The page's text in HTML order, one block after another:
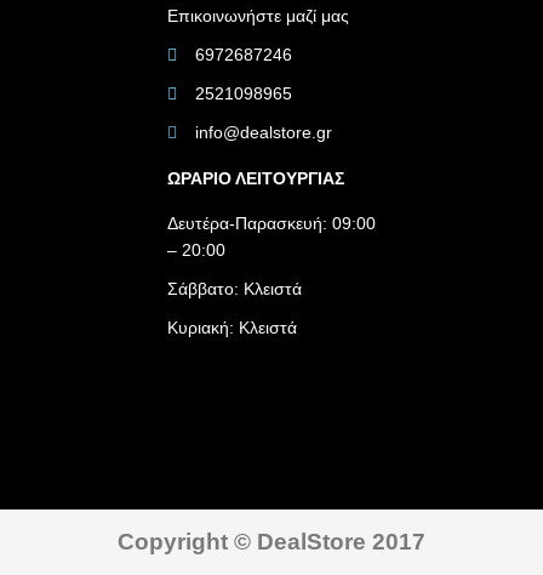
Επικοινωνήστε μαζί μας
6972687246
2521098965
info@dealstore.gr
ΩΡΑΡΙΟ ΛΕΙΤΟΥΡΓΙΑΣ​
Δευτέρα-Παρασκευή: 09:00
– 20:00
Σάββατο: Κλειστά
Κυριακή: Κλειστά
Copyright © DealStore 2017